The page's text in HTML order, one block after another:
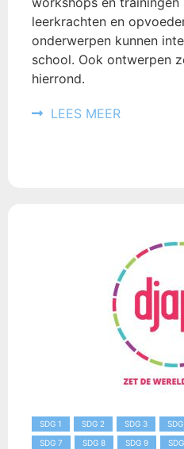
leerkrachten en
onderwerpen kunnen
school. Ook ontwerpen
hierrond.
LEES MEER
SDG 1 SDG 2 SDG 3
SDG 7
SDG 8 SDG 9